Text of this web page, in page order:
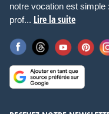
notre vocation est simple
prof... Lire la suite